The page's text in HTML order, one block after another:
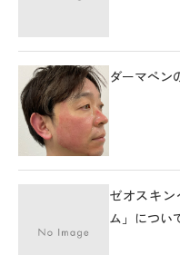
ダーマペン
ゼオスキ
ム」につい